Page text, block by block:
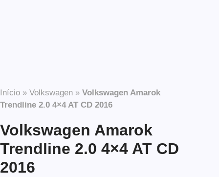
Início » Volkswagen » Volkswagen Amarok
Trendline 2.0 4×4 AT CD 2016
Volkswagen Amarok
Trendline 2.0 4×4 AT CD
2016